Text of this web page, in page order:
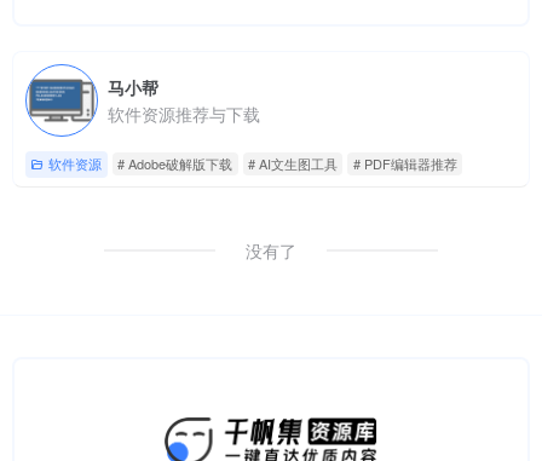
马小帮
软件资源推荐与下载
软件资源 # Adobe破解版下载 # AI文生图工具 # PDF编辑器推荐
没有了